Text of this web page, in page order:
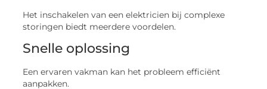
Het inschakelen van een elektricien bij complexe
storingen biedt meerdere voordelen.
Snelle oplossing
Een ervaren vakman kan het probleem efficiënt
aanpakken.